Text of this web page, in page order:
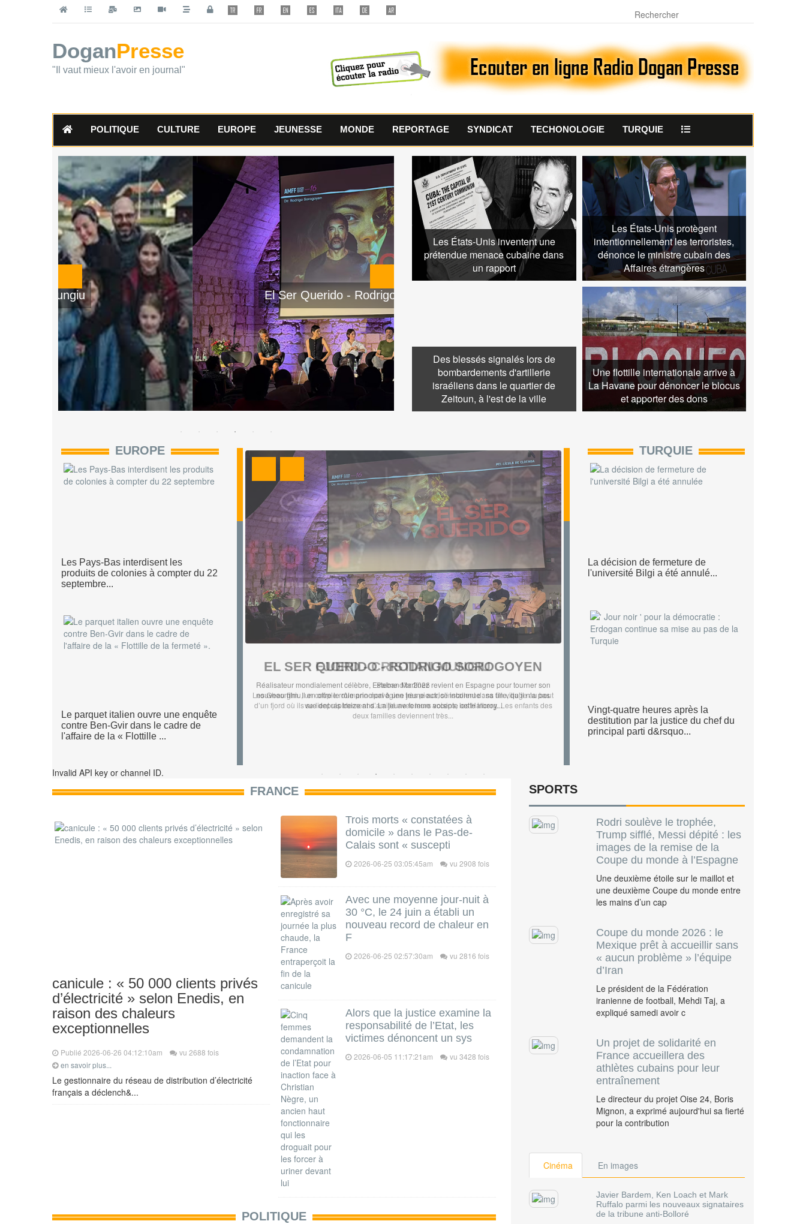
DoganPresse
"Il vaut mieux l'avoir en journal"
POLITIQUE CULTURE EUROPE JEUNESSE MONDE REPORTAGE SYNDICAT TECHONOLOGIE TURQUIE
El Ser Querido - Rodrigo Sorogoyen COWARD - Lukas DHONT
Les États-Unis inventent une
prétendue menace cubaine dans
un rapport
Les États-Unis protègent
intentionnellement les terroristes,
dénonce le ministre cubain des
Affaires étrangères
Des blessés signalés lors de
bombardements d'artillerie
israéliens dans le quartier de
Zeitoun, à l'est de la ville
Une flottille internationale arrive à
La Havane pour dénoncer le blocus
et apporter des dons
EUROPE
Les Pays-Bas interdisent les
produits de colonies à compter du 22
septembre...
Le parquet italien ouvre une enquête
contre Ben-Gvir dans le cadre de
l'affaire de la « Flottille ...
EL SER QUERIDO - RODRIGO SOROGOYEN
Réalisateur mondialement célèbre, Esteban Martínez revient en Espagne pour tourner son
nouveau film. Il en offre le rôle principal à une jeune actrice inconnue : sa fille, qu’il n’a pas
vue depuis treize ans. La jeune femme accepte cette incroy...
TURQUIE
La décision de fermeture de
l'université Bilgi a été annulé...
Vingt-quatre heures après la
destitution par la justice du chef du
principal parti d&rsquo...
Invalid API key or channel ID.
FRANCE
canicule : « 50 000 clients privés
d’électricité » selon Enedis, en
raison des chaleurs
exceptionnelles
Publié 2026-06-26 04:12:10am
vu 2688 fois
en savoir plus...
Le gestionnaire du réseau de distribution d’électricité
français a déclench&...
Trois morts « constatées à
domicile » dans le Pas-de-
Calais sont « suscepti
2026-06-25 03:05:45am vu 2908 fois
Avec une moyenne jour-nuit à
30 °C, le 24 juin a établi un
nouveau record de chaleur en
F
2026-06-25 02:57:30am vu 2816 fois
Alors que la justice examine la
responsabilité de l’Etat, les
victimes dénoncent un sys
2026-06-05 11:17:21am vu 3428 fois
POLITIQUE
SPORTS
Rodri soulève le trophée,
Trump sifflé, Messi dépité : les
images de la remise de la
Coupe du monde à l’Espagne
Une deuxième étoile sur le maillot et
une deuxième Coupe du monde entre
les mains d’un cap
Coupe du monde 2026 : le
Mexique prêt à accueillir sans
« aucun problème » l’équipe
d’Iran
Le président de la Fédération
iranienne de football, Mehdi Taj, a
expliqué samedi avoir c
Un projet de solidarité en
France accueillera des
athlètes cubains pour leur
entraînement
Le directeur du projet Oise 24, Boris
Mignon, a exprimé aujourd'hui sa fierté
pour la contribution
Cinéma En images
Javier Bardem, Ken Loach et Mark
Ruffalo parmi les nouveaux signataires
de la tribune anti-Bolloré